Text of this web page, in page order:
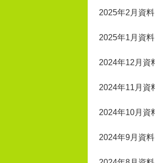
2025年2月資
2025年1月資
2024年12月
2024年11月
2024年10月
2024年9月資